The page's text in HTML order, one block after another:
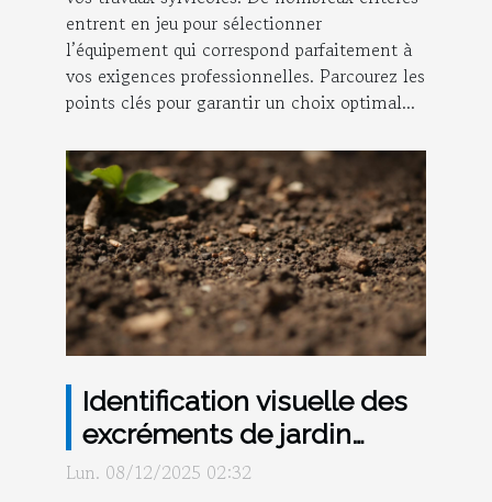
entrent en jeu pour sélectionner
l’équipement qui correspond parfaitement à
vos exigences professionnelles. Parcourez les
points clés pour garantir un choix optimal...
Identification visuelle des
excréments de jardin
courants : guide pratique
Lun. 08/12/2025 02:32